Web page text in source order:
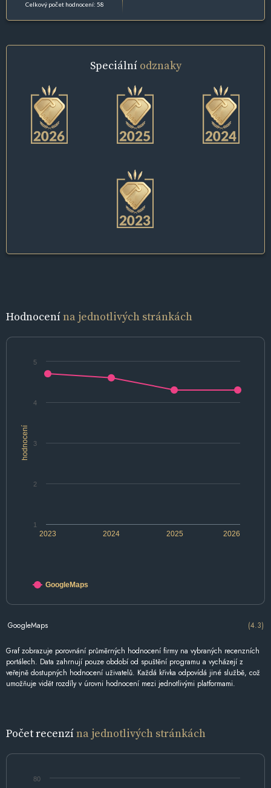
Celkový počet hodnocení: 58
Speciální odznaky
Hodnocenína jednotlivých stránkách
hodnocení
2024 2026
2023 2025
1
2
3
4
5
GoogleMaps
GoogleMaps (4.3)
Graf zobrazuje porovnání průměrných hodnocení firmy na vybraných recenzních
portálech. Data zahrnují pouze období od spuštění programu a vycházejí z
veřejně dostupných hodnocení uživatelů. Každá křivka odpovídá jiné službě, což
umožňuje vidět rozdíly v úrovni hodnocení mezi jednotlivými platformami.
Počet recenzína jednotlivých stránkách
80